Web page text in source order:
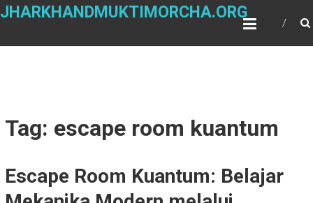
Skip
JHARKHANDMUKTIMORCHA.ORG
Tag: escape room kuantum
Escape Room Kuantum: Belajar